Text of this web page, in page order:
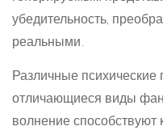
убедительность,
реальными.
Различные психические
отличающиеся виды
волнение